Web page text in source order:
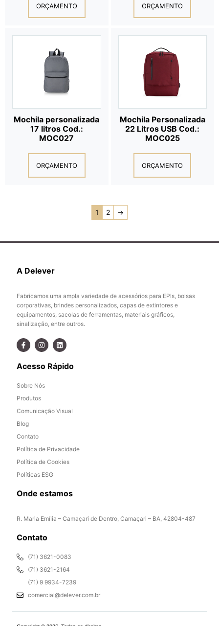
ORÇAMENTO ORÇAMENTO
Mochila personalizada
17 litros Cod.:
MOC027
ORÇAMENTO
Mochila Personalizada
22 Litros USB Cod.:
MOC025
ORÇAMENTO
1 2 →
A Delever
Fabricamos uma ampla variedade de acessórios para EPIs, bolsas
corporativas, brindes personalizados, capas de extintores e
equipamentos, sacolas de ferramentas, materiais gráficos,
sinalização, entre outros.
Acesso Rápido
Sobre Nós
Produtos
Comunicação Visual
Blog
Contato
Política de Privacidade
Política de Cookies
Políticas ESG
Onde estamos
R. Maria Emília – Camaçari de Dentro, Camaçari – BA, 42804-487
Contato
(71) 3621-0083
(71) 3621-2164
(71) 9 9934-7239
comercial@delever.com.br